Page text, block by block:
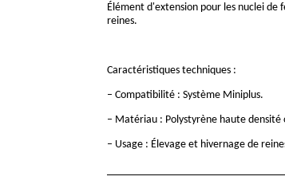
Élément d'extension pour les nuclei
reines.
Caractéristiques techniques :
– Compatibilité : Système Miniplus.
– Matériau : Polystyrène haute densité
– Usage : Élevage et hivernage de